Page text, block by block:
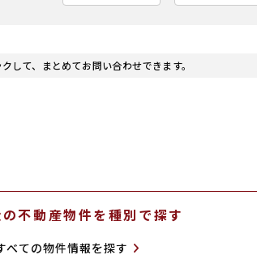
して、まとめてお問い合わせできます。
不動産物件を種別で探す
べての物件情報を探す